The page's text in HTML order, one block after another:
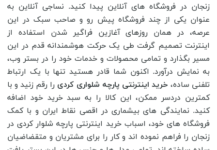
زنجان در فروشگاه های آنلاین پیدا کنید. نساجی آنلاین به
عنوان یکی از چند فروشگاه پیش رو و صاحب سبک در این
عرصه، در همان روزهای آغازین فراگیر شدن استفاده از
اینترنت تصمیم گرفت طی یک حرکت هوشمندانه قدم در این
مسیر بگذارد و تمامی محصولات و خدمات خود را در بستر وب،
به نمایش درآورد. اکنون شما قادر هستید تنها با یک ارتباط
تلفنی ساده، خرید اینترنتی پارچه شلواری کردی را رقم زنید و با
کمترین دردسر ممکن، این کالا را به سبد خرید خود اضافه
کنید. نمایندگی های بیشماری در اقصی نقاط ایران و با کمک
فروشگاه های خود، اسباب خرید اینترنتی پارچه شلوار کردی در
زنجان را فراهم نموده اند و کار را برای مشتریان و متقضاضیان